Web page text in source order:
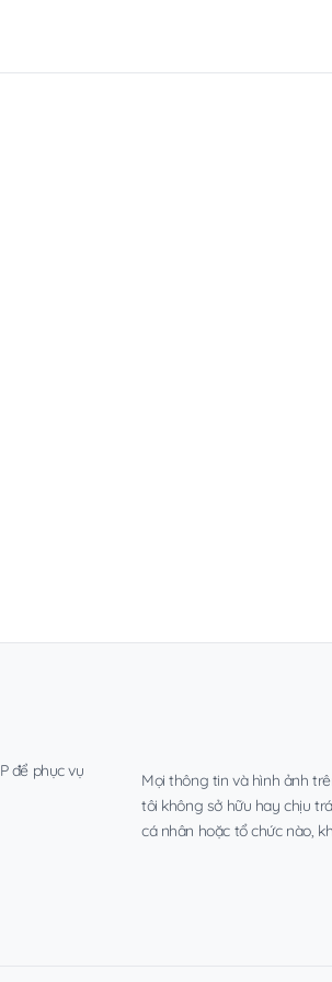
để phục vụ
Mọi thông tin và hình ảnh
tôi không sở hữu hay chịu
cá nhân hoặc tổ chức nào,